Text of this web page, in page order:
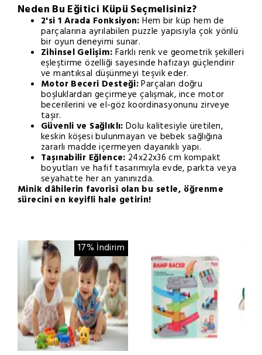
Neden Bu Eğitici Küpü Seçmelisiniz?
2'si 1 Arada Fonksiyon: Hem bir küp hem de
parçalarına ayrılabilen puzzle yapısıyla çok yönlü
bir oyun deneyimi sunar.
Zihinsel Gelişim: Farklı renk ve geometrik şekilleri
eşleştirme özelliği sayesinde hafızayı güçlendirir
ve mantıksal düşünmeyi teşvik eder.
Motor Beceri Desteği:Parçaları doğru
boşluklardan geçirmeye çalışmak, ince motor
becerilerini ve el-göz koordinasyonunu zirveye
taşır.
Güvenli ve Sağlıklı: Dolu kalitesiyle üretilen,
keskin köşesi bulunmayan ve bebek sağlığına
zararlı madde içermeyen dayanıklı yapı.
Taşınabilir Eğlence: 24x22x36 cm kompakt
boyutları ve hafif tasarımıyla evde, parkta veya
seyahatte her an yanınızda.
Minik dâhilerin favorisi olan bu setle, öğrenme
sürecini en keyifli hale getirin!
17% İndirim